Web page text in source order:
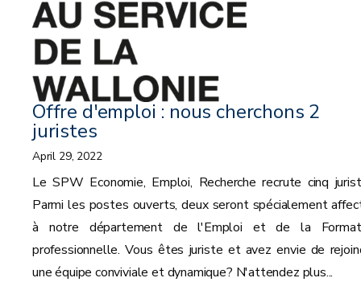
Offre d'emploi : nous cherchons 2
juristes
April 29, 2022
Le SPW Economie, Emploi, Recherche recrute cinq
Parmi les postes ouverts, deux seront spécialement
à notre département de l'Emploi et de la
professionnelle. Vous êtes juriste et avez envie de
une équipe conviviale et dynamique? N'attendez plus...